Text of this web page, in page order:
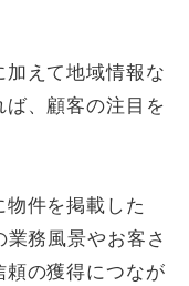
加えて地域情報な
ば、顧客の注目を
件を掲載した
業務風景やお客さ
頼の獲得につなが